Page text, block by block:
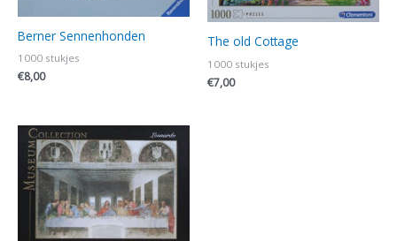
Berner Sennenhonden
1000 stukjes
€8,00
The old Cottage
1000 stukjes
€7,00